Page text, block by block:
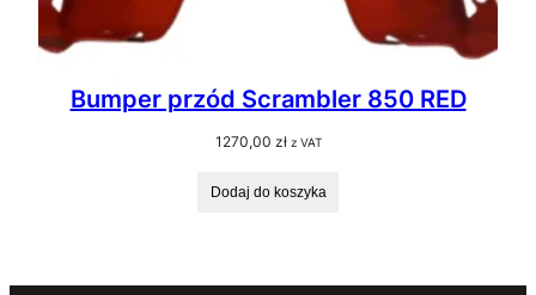
Bumper przód Scrambler 850 RED
1270,00 zł z VAT
Dodaj do koszyka